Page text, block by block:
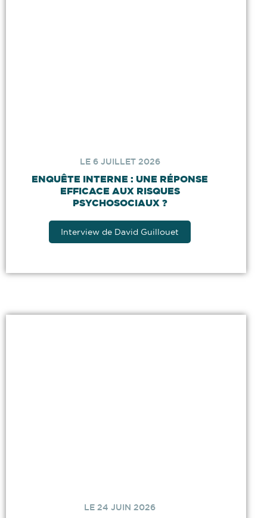
LE 6 JUILLET 2026
ENQUÊTE INTERNE : UNE RÉPONSE
EFFICACE AUX RISQUES
PSYCHOSOCIAUX ?
Interview de David Guillouet
LE 24 JUIN 2026